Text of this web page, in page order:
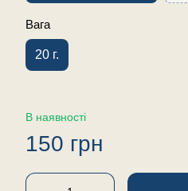
Вага
20 г.
В наявності
150 грн